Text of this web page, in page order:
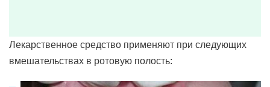
Лекарственное средство применяют при следующих
вмешательствах в ротовую полость: